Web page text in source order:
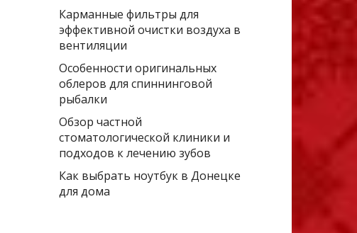
Карманные фильтры для
эффективной очистки воздуха в
вентиляции
Особенности оригинальных
облеров для спиннинговой
рыбалки
Обзор частной
стоматологической клиники и
подходов к лечению зубов
Как выбрать ноутбук в Донецке
для дома